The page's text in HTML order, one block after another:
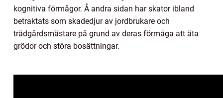
kognitiva förmågor. Å andra sidan har skator ibland
betraktats som skadedjur av jordbrukare och
trädgårdsmästare på grund av deras förmåga att äta
grödor och störa bosättningar.